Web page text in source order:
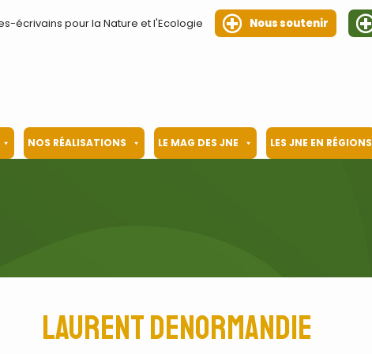
écrivains pour la Nature et l'Ecologie Nous soutenir
NOS RÉALISATIONS LE MAG DES JNE LES JNE EN RÉGIONS
Laurent Denormandie